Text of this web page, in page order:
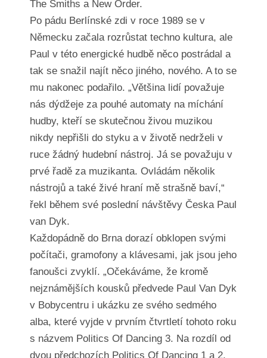
The Smiths a New Order.
Po pádu Berlínské zdi v roce 1989 se v
Německu začala rozrůstat techno kultura, ale
Paul v této energické hudbě něco postrádal a
tak se snažil najít něco jiného, nového. A to se
mu nakonec podařilo. „Většina lidí považuje
nás dýdžeje za pouhé automaty na míchání
hudby, kteří se skutečnou živou muzikou
nikdy nepřišli do styku a v životě nedrželi v
ruce žádný hudební nástroj. Já se považuju v
prvé řadě za muzikanta. Ovládám několik
nástrojů a také živé hraní mě strašně baví,“
řekl během své poslední návštěvy Česka Paul
van Dyk.
Každopádně do Brna dorazí obklopen svými
počítači, gramofony a klávesami, jak jsou jeho
fanoušci zvyklí. „Očekáváme, že kromě
nejznámějších kousků předvede Paul Van Dyk
v Bobycentru i ukázku ze svého sedmého
alba, které vyjde v prvním čtvrtletí tohoto roku
s názvem Politics Of Dancing 3. Na rozdíl od
dvou předchozích Politics Of Dancing 1 a 2,